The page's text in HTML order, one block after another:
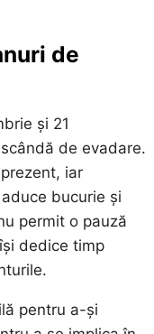
de
și 21
de evadare.
iar
bucurie și
permit o pauză
dedice timp
pentru a-și